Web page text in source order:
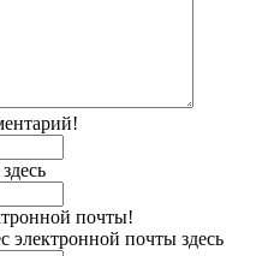
почты!
электронной почты здесь